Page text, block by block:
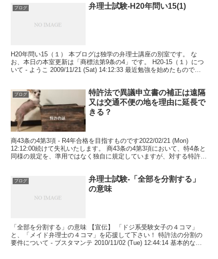
ブログ 弁理士試験-H20年問い15(1)
H20年問い15（１） 本ブログは独学の弁理士講座の別室です。 な
お、本日の本室更新は「商標法第9条の4」です。 H20-15（１）につ
いて - ようこ 2009/11/21 (Sat) 14:12:33 最近勉強を始めたもので
ブログ
特許法で異議申立書の補正は遠隔
又は交通不便の地を理由に延長で
きる？
商43条の4第3項 - R4年合格を目指すものです2022/02/21 (Mon)
12:12:00続けて失礼いたします。 商43条の4第3項において、特4条と
同様の規定を、準用ではなく独自に規定していますが、対する特許法
ブログ
弁理士試験-「全部を分割する」
の意味
「全部を分割する」の意味 【宣伝】 「ドジ系受験女子の４コマ」
と、「メイド弁理士の４コマ」を応援して下さい！ 特許法の分割の
要件について - ブスタマンテ 2010/11/02 (Tue) 12:44:14 基本的な事